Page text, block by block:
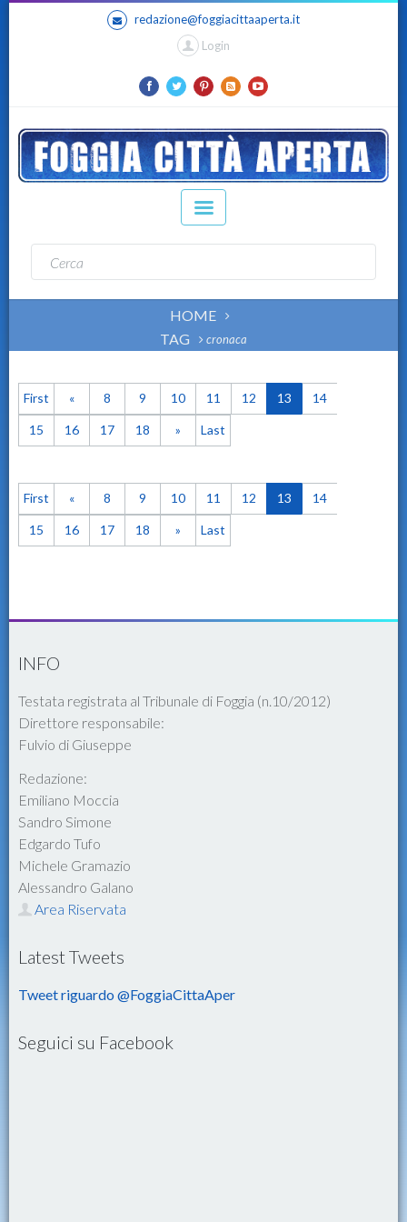
redazione@foggiacittaaperta.it
Login
HOME
TAG
cronaca
First « 8 9 10 11 12 13 14
15 16 17 18 » Last
First « 8 9 10 11 12 13 14
15 16 17 18 » Last
INFO
Testata registrata al Tribunale di Foggia (n.10/2012)
Direttore responsabile:
Fulvio di Giuseppe
Redazione:
Emiliano Moccia
Sandro Simone
Edgardo Tufo
Michele Gramazio
Alessandro Galano
Area Riservata
Latest Tweets
Tweet riguardo @FoggiaCittaAper
Seguici su Facebook